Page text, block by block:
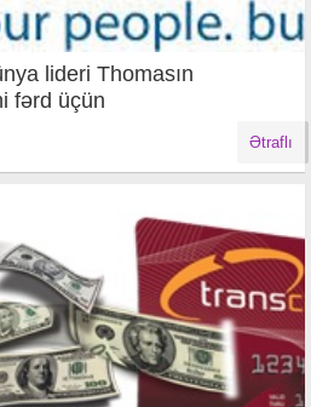
lideri Thomasın
fərd üçün
Ətraflı